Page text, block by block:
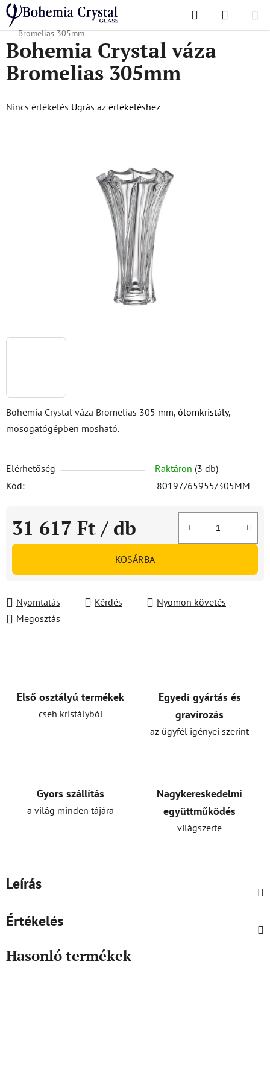
Ugrás
fő
tartalomhoz
Keresés KOSÁR
Kezdőlap
/ Népszerű kollekciók / Broméliák
Bohemia Crystal váza
Bromelias 305mm
Bohemia Crystal váza Bromelias 305 mm, ólomkristály,
mosogatógépben mosható.
Elérhetőség Raktáron (3 db)
Kód:
80197/65955/305MM
31 617 Ft / db
Egységár:
KOSÁRBA
Nyomtatás Kérdés
Nyomon követés
Megosztás
Bohemia Crystal váza
Bromelias 305mm
A
Nincs értékelés Ugrás az értékeléshez
Első osztályú termékek
cseh kristályból
Egyedi gyártás és
gravírozás
az ügyfél igényei szerint
Gyors szállítás
a világ minden tájára
Nagykereskedelmi
együttműködés
világszerte
Leírás
Értékelés
Hasonló termékek